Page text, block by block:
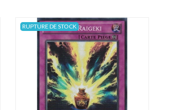
RUPTURE DE STOCK